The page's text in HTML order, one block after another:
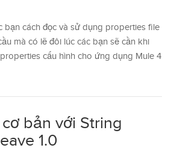
bạn cách đọc và sử dụng properties file
mà có lẽ đôi lúc các bạn sẽ cần khi
cấu hình cho ứng dụng Mule 4
bản với String
1.0